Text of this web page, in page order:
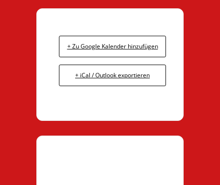
+ Zu Google Kalender hinzufügen
+ iCal / Outlook exportieren